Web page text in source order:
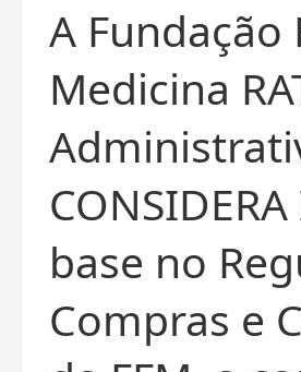
A Fundação
Medicina
base no
Compras e